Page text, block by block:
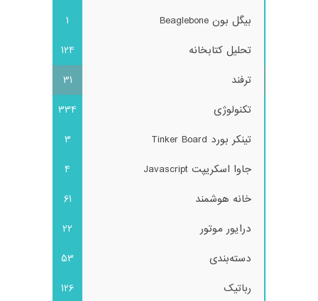
بیگل بون Beaglebone
1
تحلیل کتابخانه
124
ترفند
31
تکنولوژی
334
تینکر بورد Tinker Board
3
جاوا اسکریپت Javascript
4
خانه هوشمند
61
درایور موتور
22
دسته‌بندی
53
رباتیک
126